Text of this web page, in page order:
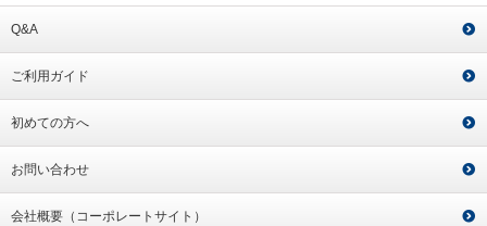
Q&A
ご利用ガイド
初めての方へ
お問い合わせ
会社概要（コーポレートサイト）